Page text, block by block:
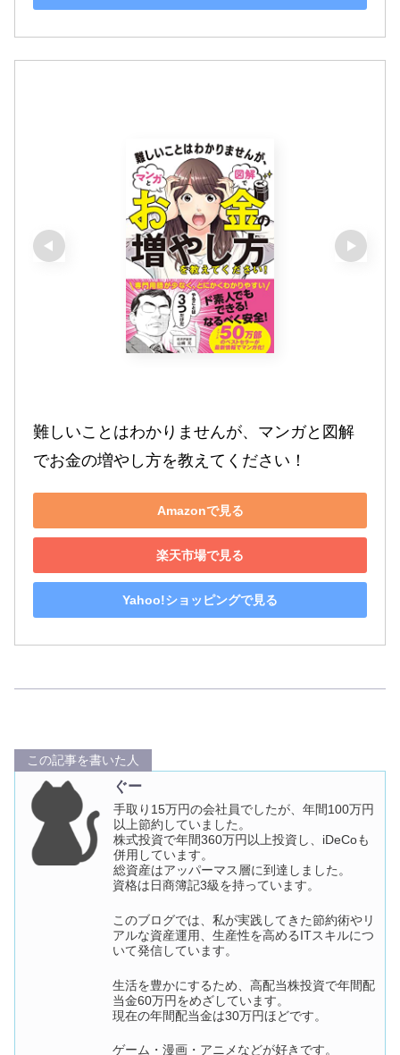
難しいことはわかりませんが、マンガと図解
でお金の増やし方を教えてください！
Amazonで見る
楽天市場で見る
Yahoo!ショッピングで見る
この記事を書いた人
ぐー
手取り15万円の会社員でしたが、年間100万円
以上節約していました。
株式投資で年間360万円以上投資し、iDeCoも
併用しています。
総資産はアッパーマス層に到達しました。
資格は日商簿記3級を持っています。
このブログでは、私が実践してきた節約術やリ
アルな資産運用、生産性を高めるITスキルにつ
いて発信しています。
生活を豊かにするため、高配当株投資で年間配
当金60万円をめざしています。
現在の年間配当金は30万円ほどです。
ゲーム・漫画・アニメなどが好きです。